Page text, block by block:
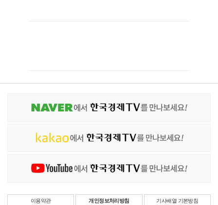
이용약관 개인정보처리방침 기사배열 기본방침